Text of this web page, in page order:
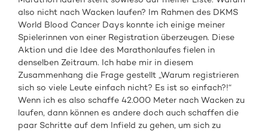
also nicht nach Wacken laufen? Im Rahmen des DKMS
World Blood Cancer Days konnte ich einige meiner
Spielerinnen von einer Registration überzeugen. Diese
Aktion und die Idee des Marathonlaufes fielen in
denselben Zeitraum. Ich habe mir in diesem
Zusammenhang die Frage gestellt „Warum registrieren
sich so viele Leute einfach nicht? Es ist so einfach?!“
Wenn ich es also schaffe 42.000 Meter nach Wacken zu
laufen, dann können es andere doch auch schaffen die
paar Schritte auf dem Infield zu gehen, um sich zu